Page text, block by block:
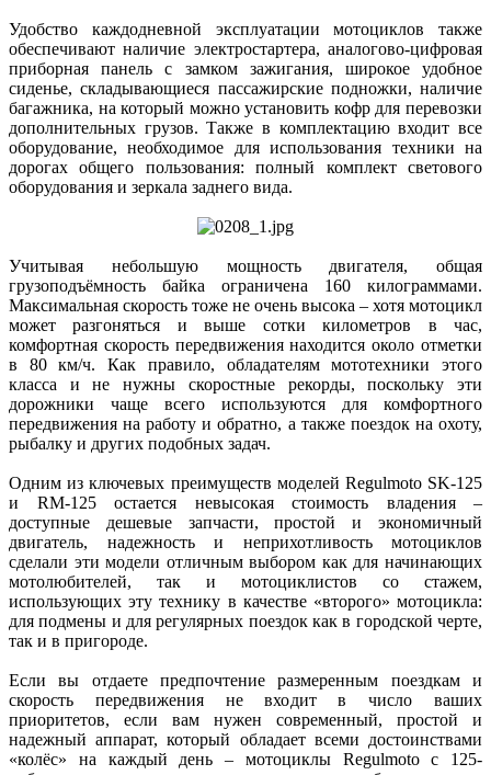
Удобство каждодневной эксплуатации мотоциклов также
обеспечивают наличие электростартера, аналогово-цифровая
приборная панель с замком зажигания, широкое удобное
сиденье, складывающиеся пассажирские подножки, наличие
багажника, на который можно установить кофр для перевозки
дополнительных грузов. Также в комплектацию входит все
оборудование, необходимое для использования техники на
дорогах общего пользования: полный комплект светового
оборудования и зеркала заднего вида.
Учитывая небольшую мощность двигателя, общая
грузоподъёмность байка ограничена 160 килограммами.
Максимальная скорость тоже не очень высока – хотя мотоцикл
может разгоняться и выше сотки километров в час,
комфортная скорость передвижения находится около отметки
в 80 км/ч. Как правило, обладателям мототехники этого
класса и не нужны скоростные рекорды, поскольку эти
дорожники чаще всего используются для комфортного
передвижения на работу и обратно, а также поездок на охоту,
рыбалку и других подобных задач.
Одним из ключевых преимуществ моделей Regulmoto SK-125
и RM-125 остается невысокая стоимость владения –
доступные дешевые запчасти, простой и экономичный
двигатель, надежность и неприхотливость мотоциклов
сделали эти модели отличным выбором как для начинающих
мотолюбителей, так и мотоциклистов со стажем,
использующих эту технику в качестве «второго» мотоцикла:
для подмены и для регулярных поездок как в городской черте,
так и в пригороде.
Если вы отдаете предпочтение размеренным поездкам и
скорость передвижения не входит в число ваших
приоритетов, если вам нужен современный, простой и
надежный аппарат, который обладает всеми достоинствами
«колёс» на каждый день – мотоциклы Regulmoto с 125-